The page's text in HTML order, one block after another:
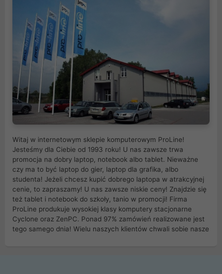
Witaj w internetowym sklepie komputerowym ProLine!
Jesteśmy dla Ciebie od 1993 roku! U nas zawsze trwa
promocja na dobry laptop, notebook albo tablet. Nieważne
czy ma to być laptop do gier, laptop dla grafika, albo
studenta! Jeżeli chcesz kupić dobrego laptopa w atrakcyjnej
cenie, to zapraszamy! U nas zawsze niskie ceny! Znajdzie się
też tablet i notebook do szkoły, tanio w promocji! Firma
ProLine produkuje wysokiej klasy komputery stacjonarne
Cyclone oraz ZenPC. Ponad 97% zamówień realizowane jest
tego samego dnia! Wielu naszych klientów chwali sobie nasze